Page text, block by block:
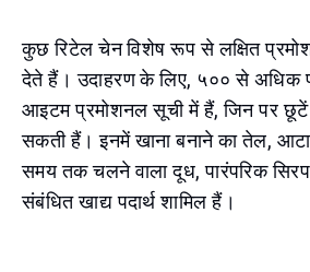
कुछ रिटेल चेन विशेष रूप से लक्षित
देते हैं। उदाहरण के लिए, ५०० से अधिक
आइटम प्रमोशनल सूची में हैं, जिन पर
सकती हैं। इनमें खाना बनाने का तेल,
समय तक चलने वाला दूध, पारंपरिक
संबंधित खाद्य पदार्थ शामिल हैं।